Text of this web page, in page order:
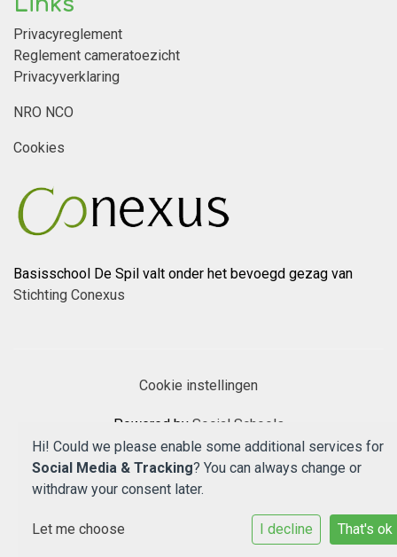
Privacyreglement
Reglement cameratoezicht
Privacyverklaring
NRO NCO
Cookies
Basisschool De Spil valt onder het bevoegd gezag van
Stichting Conexus
Cookie instellingen
Powered by Social Schools
Hi! Could we please enable some additional services for
Social Media & Tracking? You can always change or
withdraw your consent later.
Let me choose I decline That's ok